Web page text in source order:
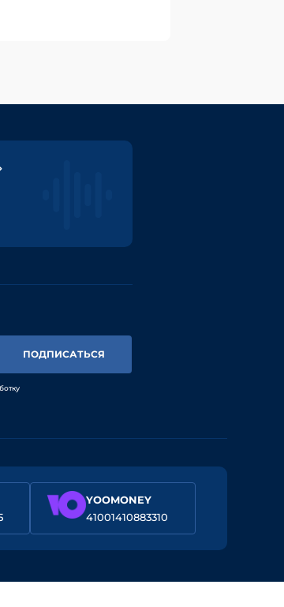
ПОДПИСАТЬСЯ
YOOMONEY
41001410883310